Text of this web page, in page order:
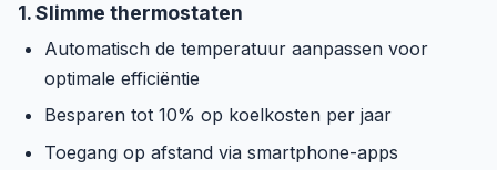
1. Slimme thermostaten
Automatisch de temperatuur aanpassen voor
optimale efficiëntie
Besparen tot 10% op koelkosten per jaar
Toegang op afstand via smartphone-apps